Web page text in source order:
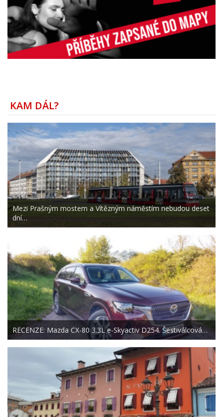
KAM DÁL?
Mezi Prašným mostem a Vítězným náměstím nebudou deset
dní…
RECENZE: Mazda CX-80 3.3L e-Skyactiv D254. Šestiválcová…